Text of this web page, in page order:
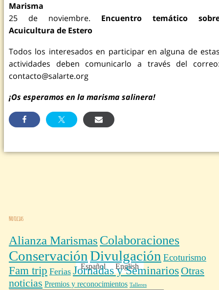
Marisma
25 de noviembre. Encuentro temático
Acuicultura de Estero
Todos los interesados en participar en alguna de
actividades deben comunicarlo a través del
contacto@salarte.org
¡Os esperamos en la marisma salinera!
Noticias
Alianza Marismas Colaboraciones
ConservaciónDivulgación Ecoturismo
Fam trip Ferias Jornadas y Seminarios Otras
noticias Premios y reconocimientos Talleres
Español English